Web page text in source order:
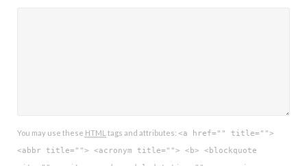
You may use these HTML tags and attributes: <a href="" title="">
<abbr title=""> <acronym title=""> <b> <blockquote